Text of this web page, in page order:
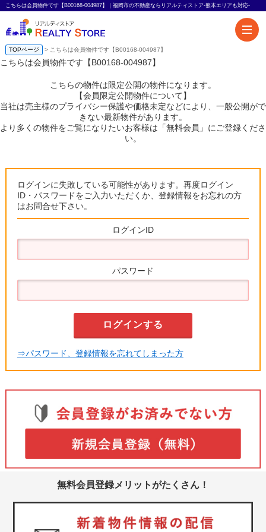
こちらは会員物件です【B00168-004987】｜福岡市の不動産ならリアルティストア-熊本エリアも対応-
TOPページ > こちらは会員物件です【B00168-004987】
こちらは会員物件です【B00168-004987】
こちらの物件は限定公開の物件になります。
【会員限定公開物件について】
当社は売主様のプライバシー保護や価格未定などにより、一般公開がで
きない最新物件があります。
より多くの物件をご覧になりたいお客様は「無料会員」にご登録くださ
い。
ログインに失敗している可能性があります。再度ログイン
ID・パスワードをご入力いただくか、登録情報をお忘れの方
はお問合せ下さい。
ログインID
パスワード
⇒パスワード、登録情報を忘れてしまった方
無料会員登録メリットがたくさん！